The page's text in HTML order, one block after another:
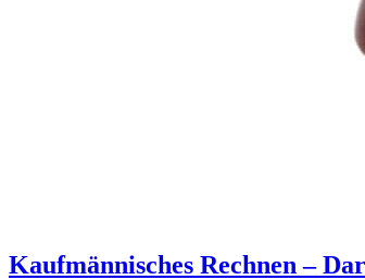
Kaufmännisches Rechnen –